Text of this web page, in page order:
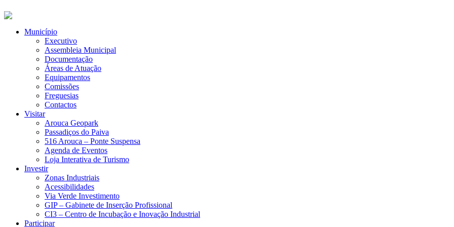
Município
Executivo
Assembleia Municipal
Documentação
Áreas de Atuação
Equipamentos
Comissões
Freguesias
Contactos
Visitar
Arouca Geopark
Passadiços do Paiva
516 Arouca – Ponte Suspensa
Agenda de Eventos
Loja Interativa de Turismo
Investir
Zonas Industriais
Acessibilidades
Via Verde Investimento
GIP – Gabinete de Inserção Profissional
CI3 – Centro de Incubação e Inovação Industrial
Participar